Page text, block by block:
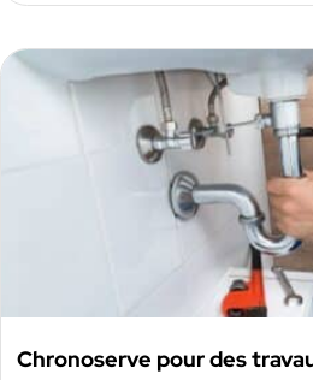
Chronoserve pour des